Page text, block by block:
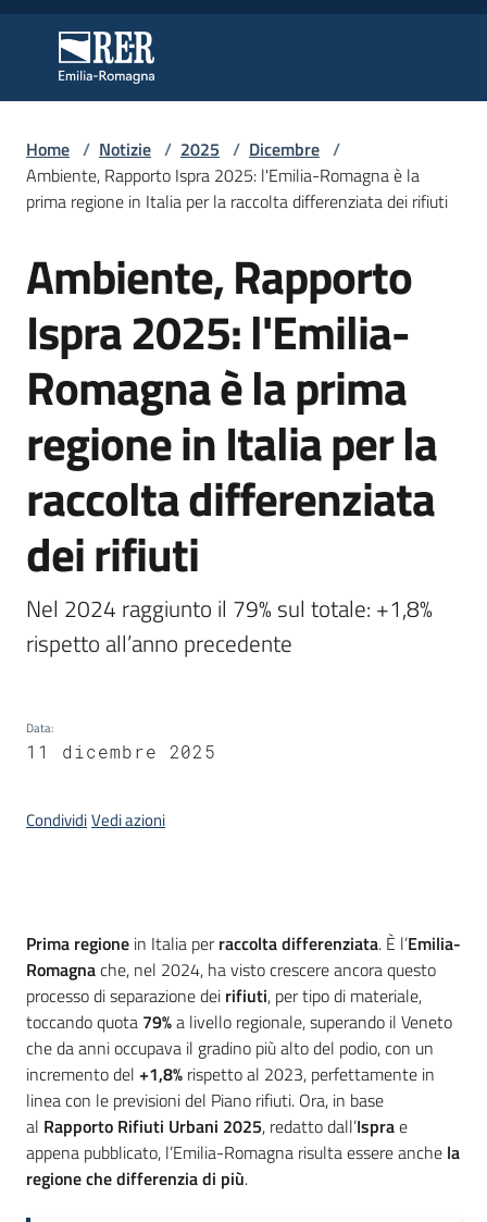
Regione Emilia-Romagna
Regione Emilia-Romagna
Regione
Novità
Servizi
Leggi
Bandi
Argomenti
comunicazione
Seguici
Home / Notizie / 2025 / Dicembre /
Ambiente, Rapporto Ispra 2025: l'Emilia-Romagna è la
prima regione in Italia per la raccolta differenziata dei rifiuti
Salta al contenuto
Ambiente, Rapporto
Ispra 2025: l'Emilia-
Romagna è la prima
regione in Italia per la
raccolta differenziata
dei rifiuti
Nel 2024 raggiunto il 79% sul totale: +1,8%
rispetto all’anno precedente
Data:
11 dicembre 2025
CondividiVedi azioni
Introduzione
Prima regione in Italia perraccolta differenziata. È l’Emilia-
Romagnache, nel 2024, ha visto crescere ancora questo
processo di separazione dei rifiuti, per tipo di materiale,
toccando quota 79%a livello regionale, superando il Veneto
che da anni occupava il gradino più alto del podio, con un
incremento del +1,8% rispetto al 2023, perfettamente in
linea con le previsioni del Piano rifiuti. Ora, in base
al Rapporto Rifiuti Urbani 2025, redatto dall’Isprae
appena pubblicato, l’Emilia-Romagna risulta essere anche la
regione che differenzia di più.